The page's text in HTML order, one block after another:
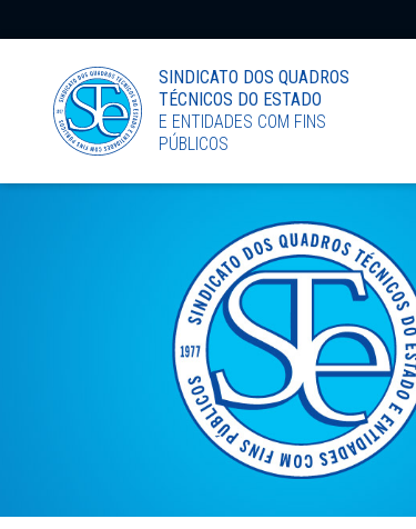
LinkedInSINDICATO DOS QUADROS
TÉCNICOS DO ESTADO
E ENTIDADES COM FINS
PÚBLICOS